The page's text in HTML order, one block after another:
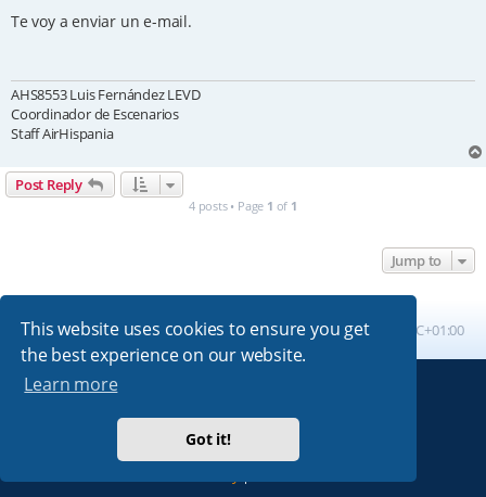
This website uses cookies to ensure you get
the best experience on our website.
Learn more
Got it!
s
Te voy a enviar un e-mail.
AHS8553 Luis Fernández LEVD
Coordinador de Escenarios
Staff AirHispania
Post Reply
4 posts • Page 1 of 1
Jump to
Board index All times are UTC+01:00
Absolution style by
Premium phpBB Styles